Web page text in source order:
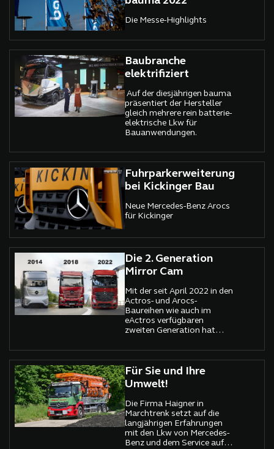
Die Messe-Highlights
Baubranche
elektrifiziert
Auf der diesjährigen bauma
präsentiert der Hersteller
gleich mehrere rein batterie-
elektrische Lkw für
Bauanwendungen.
Fuhrparkerweiterung
bei Kickinger Bau
Neue Mercedes-Benz Arocs
für Kickinger
Die 2. Generation
Mirror Cam
Mit der seit April 2022 in den
Actros- und Arocs-
Baureihen wie auch im
eActros verfügbaren
zweiten Generation hat
mit mehreren
Innovationspreisen
ausgezeichnete System in
wichtigen Details
weiterentwickelt.
Für Sie und Ihre
Umwelt!
Die Firma Haigner in
Marchtrenk setzt auf die
langjährigen Erfahrungen
mit den Lkw von Mercedes-
Benz und dem Service auf